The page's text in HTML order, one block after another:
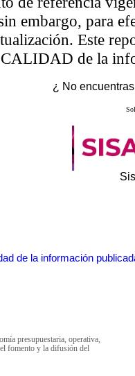
embargo, para
Este
de la
¿ No
de la información
presupuestaria, operativa,
fomento y la difusión del